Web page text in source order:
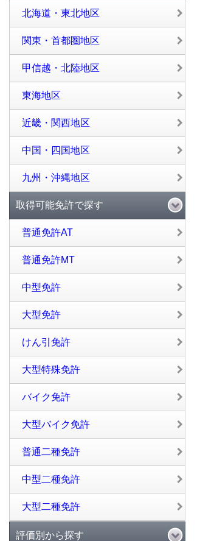
北海道・東北地区
関東・首都圏地区
甲信越・北陸地区
東海地区
近畿・関西地区
中国・四国地区
九州・沖縄地区
取得可能免許で探す
普通免許AT
普通免許MT
中型免許
大型免許
けん引免許
大型特殊免許
バイク免許
大型バイク免許
普通二種免許
中型二種免許
大型二種免許
評価別から探す